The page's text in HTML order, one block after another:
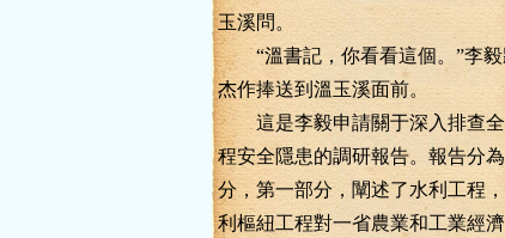
玉溪問。
“溫書記，你看看這個。”李毅
杰作捧送到溫玉溪面前。
這是李毅申請關于深入排查全
程安全隱患的調研報告。報告分
分，第一部分，闡述了水利工程
利樞紐工程對一省農業和工業經